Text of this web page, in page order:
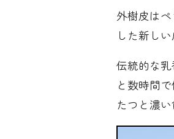
外樹皮は
した新し
伝統的な
と数時間
たつと濃い